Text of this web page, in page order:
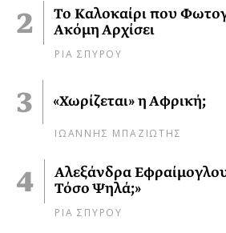
Το Καλοκαίρι που
Ακόμη Αρχίσει
ΡΙΑ ΣΠΥΡΟΥ
«Χωρίζεται» η Αφρική;
ΙΩΑΝΝΗΣ ΜΠΑΖΙΩΤΗΣ
Αλεξάνδρα
Τόσο Ψηλά;»
ΡΙΑ ΣΠΥΡΟΥ